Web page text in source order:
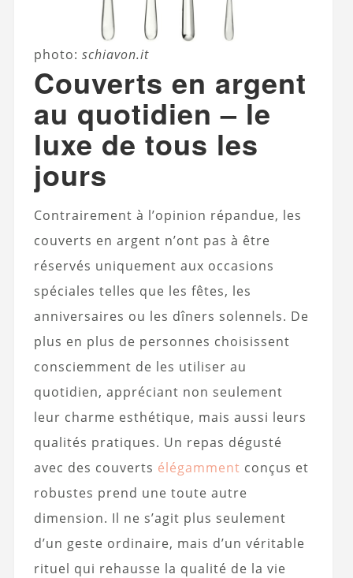
photo: schiavon.it
Couverts en argent
au quotidien – le
luxe de tous les
jours
Contrairement à l’opinion répandue, les
couverts en argent n’ont pas à être
réservés uniquement aux occasions
spéciales telles que les fêtes, les
anniversaires ou les dîners solennels. De
plus en plus de personnes choisissent
consciemment de les utiliser au
quotidien, appréciant non seulement
leur charme esthétique, mais aussi leurs
qualités pratiques. Un repas dégusté
avec des couverts élégamment conçus et
robustes prend une toute autre
dimension. Il ne s’agit plus seulement
d’un geste ordinaire, mais d’un véritable
rituel qui rehausse la qualité de la vie